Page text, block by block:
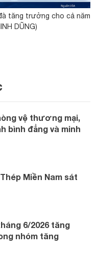
tăng trưởng cho cả năm
DŨNG)
vệ thương mại,
bình đẳng và minh
Miền Nam sát
6/2026 tăng
nhóm tăng